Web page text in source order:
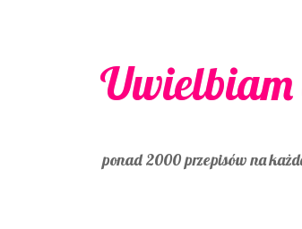
Uwielbiam
ponad 2000 przepisów na